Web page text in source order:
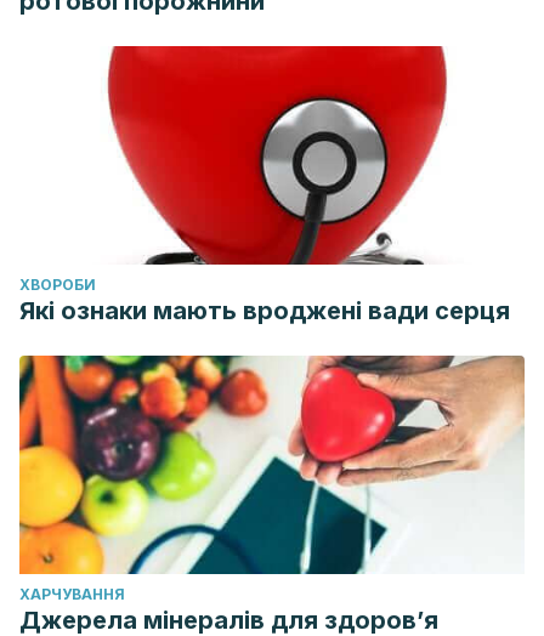
ХВОРОБИ
Які ознаки мають вроджені вади серця
ХАРЧУВАННЯ
Джерела мінералів для здоров’я